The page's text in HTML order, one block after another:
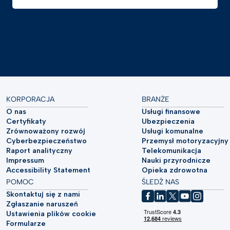
KORPORACJA
O nas
Certyfikaty
Zrównoważony rozwój
Cyberbezpieczeństwo
Raport analityczny
Impressum
Accessibility Statement
BRANŻE
Usługi finansowe
Ubezpieczenia
Usługi komunalne
Przemysł motoryzacyjny
Telekomunikacja
Nauki przyrodnicze
Opieka zdrowotna
POMOC
Skontaktuj się z nami
Zgłaszanie naruszeń
Ustawienia plików cookie
Formularze
ŚLEDŹ NAS